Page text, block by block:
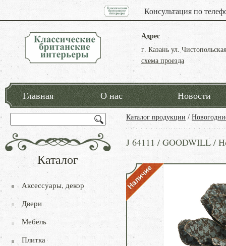
Консультация по
Адрес
г. Казань ул.
схема проезда
Главная О нас Новости
Каталог продукции /
J 64111 / GOODWILL /
Каталог
Аксессуары, декор
Двери
Мебель
Плитка